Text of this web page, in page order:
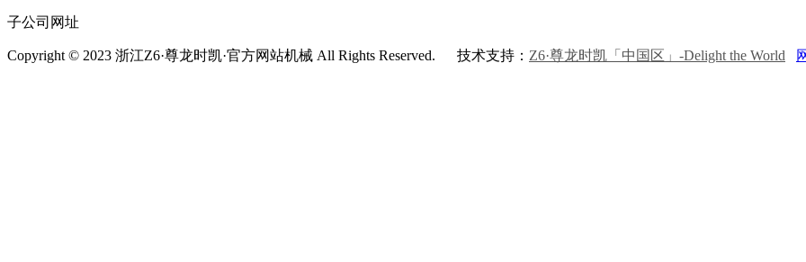
子公司网址
Copyright © 2023 浙江Z6·尊龙时凯·官方网站机械 All Rights Reserved. 技术支持： Z6·尊龙时凯「中国区」-Delight the World